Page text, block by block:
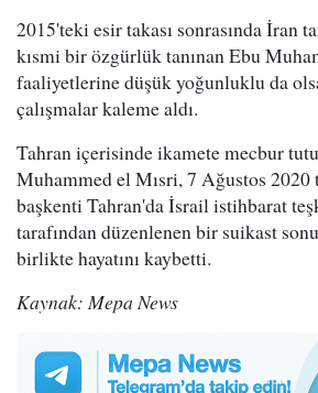
2015'teki esir takası sonrasında İran
kısmi bir özgürlük tanınan Ebu
faaliyetlerine düşük yoğunluklu da
çalışmalar kaleme aldı.
Tahran içerisinde ikamete mecbur
Muhammed el Mısri, 7 Ağustos 2020
başkenti Tahran'da İsrail istihbarat
tarafından düzenlenen bir suikast
birlikte hayatını kaybetti.
Kaynak: Mepa News